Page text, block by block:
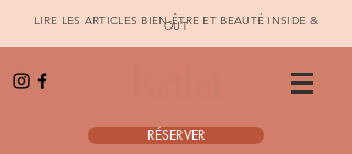
LIRE LES ARTICLES BIEN-ÊTRE ET BEAUTÉ INSIDE &
OUT
RÉSERVER